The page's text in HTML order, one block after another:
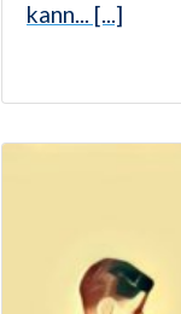
kann... [...]